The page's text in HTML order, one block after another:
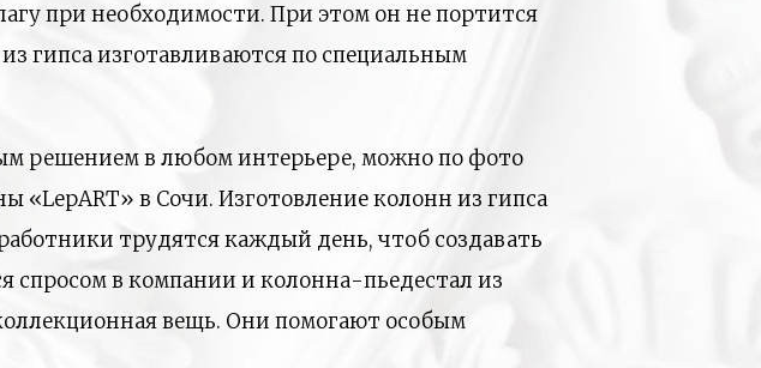
при необходимости. При этом он не портится
гипса изготавливаются по специальным
решением в любом интерьере, можно по фото
«LepART» в Сочи. Изготовление колонн из гипса
трудятся каждый день, чтоб создавать
спросом в компании и колонна-пьедестал из
вещь. Они помогают особым